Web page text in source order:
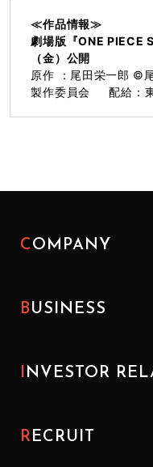
≪作品情報≫
劇場版『ONE PIECE
（金）公開
原作 ：尾田栄一郎 ©
製作委員会 配給：
COMPANY
BUSINESS
INVESTOR
RECRUIT